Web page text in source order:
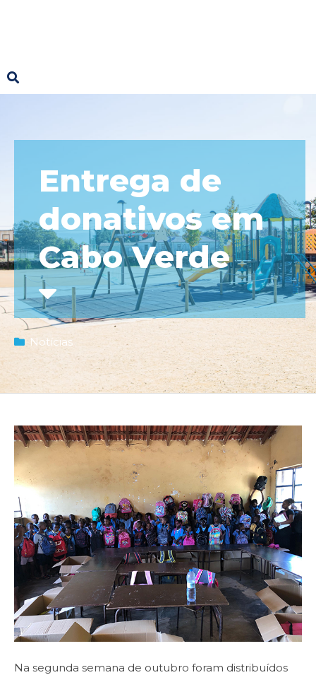
Entrega de
donativos em
Cabo Verde
Notícias
Na segunda semana de outubro foram distribuídos